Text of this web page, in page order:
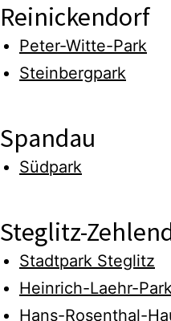
Reinickendorf
Peter-Witte-Park
Steinbergpark
Spandau
Südpark
Steglitz-
Stadtpark Steglitz
Heinrich-Laehr-
Hans-Rosenthal-